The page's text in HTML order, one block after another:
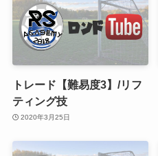
トレード【難易度3】/リフ
ティング技
2020年3月25日